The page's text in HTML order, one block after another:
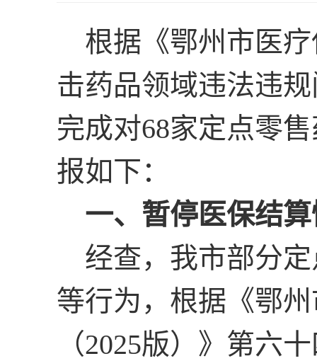
根据《鄂州市医
击药品领域违法违
完成对68家定点零
报如下：
一、暂停医保结
经查，我市部分
等行为，根据《鄂
（2025版）》第六